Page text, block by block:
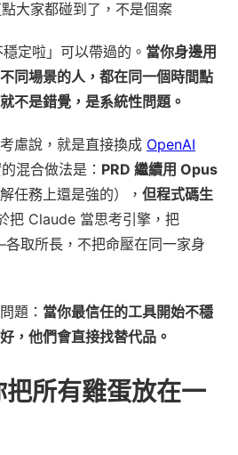
大家都碰到了，不是個案
定啦」可以帶過的。 當你身邊用
同場景的人，都在同一個時間點
不是錯覺，是系統性問題。
慮說，就是直接換成 OpenAI
混合做法是： PRD 繼續用 Opus
任務上還是強的）， 但程式碼生
把 Claude 當思考引擎，把
取所長，不把命壓在同一家身
題： 當你最信任的工具開始不穩
，他們會直接找替代品。
所有雞蛋放在一